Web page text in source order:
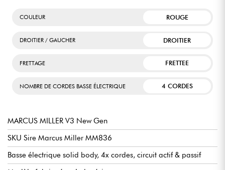
COULEUR ROUGE
DROITIER / GAUCHER DROITIER
FRETTAGE FRETTEE
NOMBRE DE CORDES BASSE ÉLECTRIQUE 4 CORDES
MARCUS MILLER V3 New Gen
SKU Sire Marcus Miller MM836
Basse électrique solid body, 4x cordes, circuit actif & passif